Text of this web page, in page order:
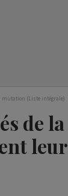
mutation (Liste intégrale)
de